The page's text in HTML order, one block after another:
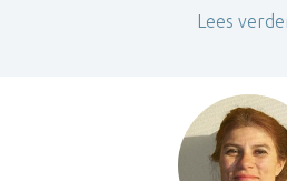
Lees